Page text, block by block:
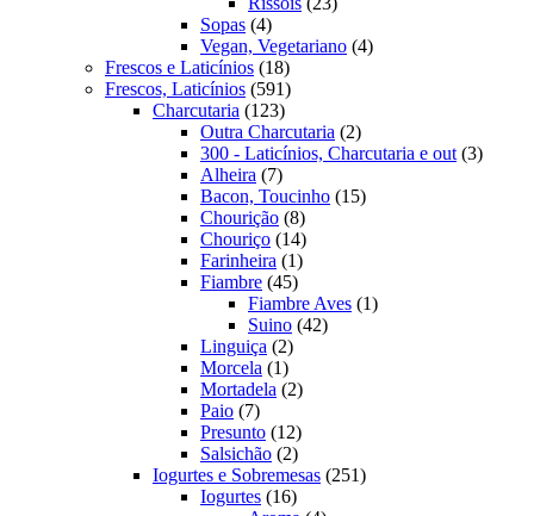
Sopas 44
produtos
Vegan, Vegetariano 44
Frescos e Laticínios 1818
produtos
Frescos, Laticínios 591591
produtos
Charcutaria 123123
produtos
Outra Charcutaria 22
produtos
300 - Laticínios, Charcutaria e out 33
Alheira 77
produtos
Bacon, Toucinho 1515
Chourição 88
produtos
Chouriço 1414
produtos
Farinheira 11
produto
Fiambre 4545
produtos
Fiambre Aves 11
Suino 4242
Linguiça 22
produtos
Morcela 11
produto
Mortadela 22
Paio 77
produtos
Presunto 1212
produtos
Salsichão 22
produtos
Iogurtes e Sobremesas 251251
Iogurtes 1616